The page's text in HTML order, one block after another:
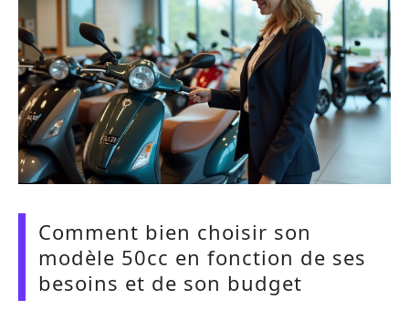
Comment bien choisir son
modèle 50cc en fonction de ses
besoins et de son budget